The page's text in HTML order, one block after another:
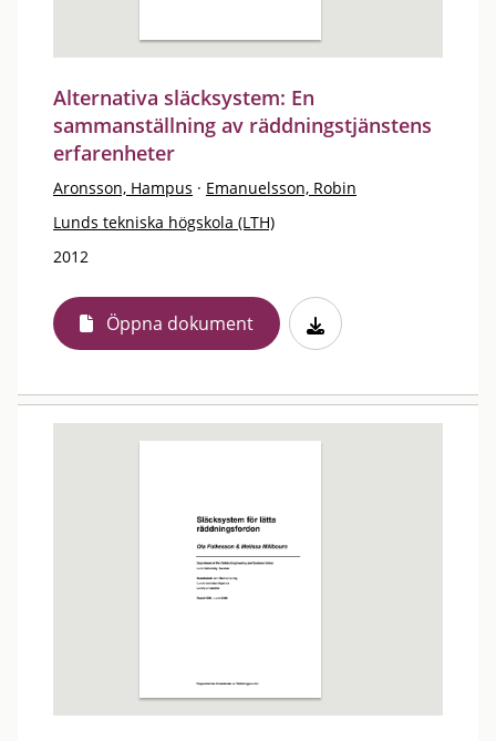
Alternativa släcksystem: En
sammanställning av räddningstjänstens
erfarenheter
Aronsson, Hampus · Emanuelsson, Robin
Lunds tekniska högskola (LTH)
2012
Öppna dokument